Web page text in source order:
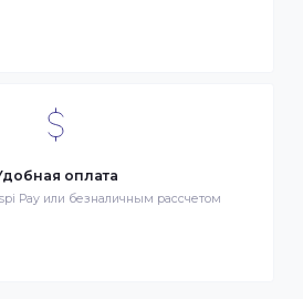
Бонусы за покупки